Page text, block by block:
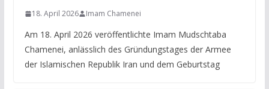
18. April 2026 Imam Chamenei
Am 18. April 2026 veröffentlichte Imam Mudschtaba
Chamenei, anlässlich des Gründungstages der Armee
der Islamischen Republik Iran und dem Geburtstag